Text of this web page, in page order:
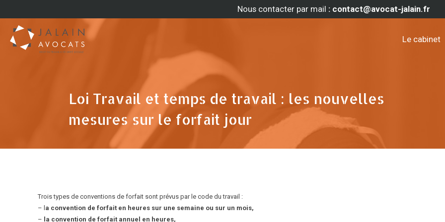
Nous contacter par mail : contact@avocat-jalain.fr
Le cabinet
Loi Travail et temps de travail : les nouvelles
mesures sur le forfait jour
Trois types de conventions de forfait sont prévus par le code du travail :
– l a convention de forfait en heures sur une semaine ou sur un mois,
– la convention de forfait annuel en heures,